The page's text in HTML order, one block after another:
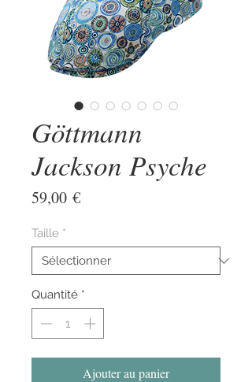
Göttmann
Jackson Psyche
59,00 €Prix
Taille *
Quantité *
Ajouter au panier